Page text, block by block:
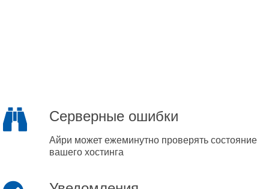
Серверные ошибки
Айри может ежеминутно проверять состояние
вашего хостинга